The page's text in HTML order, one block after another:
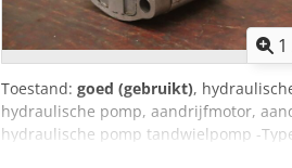
1
Toestand: goed (gebruikt),
hydraulische pomp, aandrijfmotor,
hydraulische pomp tandwielpomp -
2x pompen beschikbaar -Prijs: per